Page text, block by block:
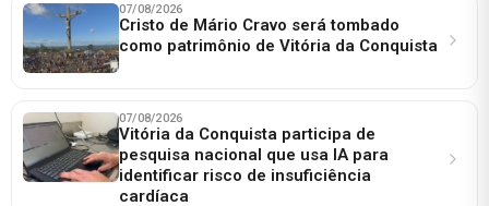
07/08/2026
Cristo de Mário Cravo será tombado
como patrimônio de Vitória da Conquista
07/08/2026
Vitória da Conquista participa de
pesquisa nacional que usa IA para
identificar risco de insuficiência
cardíaca